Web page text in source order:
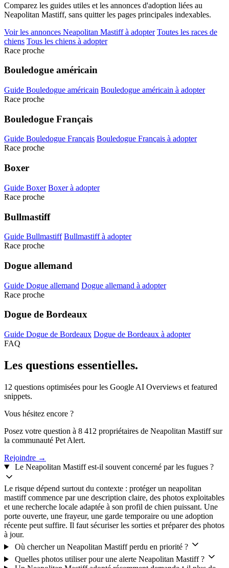
Comparez les guides utiles et les annonces d'adoption liées au
Neapolitan Mastiff, sans quitter les pages principales indexables.
Voir les annonces Neapolitan Mastiff à adopter Toutes les races de
chiens Tous les chiens à adopter
Race proche
Bouledogue américain
Guide Bouledogue américain Bouledogue américain à adopter
Race proche
Bouledogue Français
Guide Bouledogue Français Bouledogue Français à adopter
Race proche
Boxer
Guide Boxer Boxer à adopter
Race proche
Bullmastiff
Guide Bullmastiff Bullmastiff à adopter
Race proche
Dogue allemand
Guide Dogue allemand Dogue allemand à adopter
Race proche
Dogue de Bordeaux
Guide Dogue de Bordeaux Dogue de Bordeaux à adopter
FAQ
Les questions essentielles.
12 questions optimisées pour les Google AI Overviews et featured
snippets.
Vous hésitez encore ?
Posez votre question à 8 412 propriétaires de Neapolitan Mastiff sur
la communauté Pet Alert.
Rejoindre →
Le Neapolitan Mastiff est-il souvent concerné par les fugues ?
Le risque dépend surtout du contexte : protéger un neapolitan
mastiff commence par une description claire, des photos exploitables
et une recherche locale adaptée à son profil de chien puissant. Une
porte ouverte, une frayeur, une garde temporaire ou une adoption
récente peut suffire. Il faut sécuriser les sorties et préparer des photos
à jour.
Où chercher un Neapolitan Mastiff perdu en priorité ?
Quelles photos utiliser pour une alerte Neapolitan Mastiff ?